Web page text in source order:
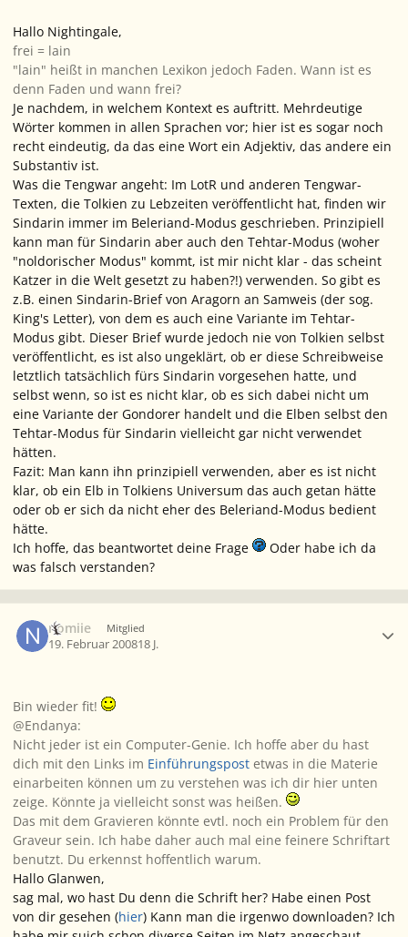
Hallo Nightingale,
frei = lain
"lain" heißt in manchen Lexikon jedoch Faden. Wann ist es
denn Faden und wann frei?
Je nachdem, in welchem Kontext es auftritt. Mehrdeutige
Wörter kommen in allen Sprachen vor; hier ist es sogar noch
recht eindeutig, da das eine Wort ein Adjektiv, das andere ein
Substantiv ist.
Was die Tengwar angeht: Im LotR und anderen Tengwar-
Texten, die Tolkien zu Lebzeiten veröffentlicht hat, finden wir
Sindarin immer im Beleriand-Modus geschrieben. Prinzipiell
kann man für Sindarin aber auch den Tehtar-Modus (woher
"noldorischer Modus" kommt, ist mir nicht klar - das scheint
Katzer in die Welt gesetzt zu haben?!) verwenden. So gibt es
z.B. einen Sindarin-Brief von Aragorn an Samweis (der sog.
King's Letter), von dem es auch eine Variante im Tehtar-
Modus gibt. Dieser Brief wurde jedoch nie von Tolkien selbst
veröffentlicht, es ist also ungeklärt, ob er diese Schreibweise
letztlich tatsächlich fürs Sindarin vorgesehen hatte, und
selbst wenn, so ist es nicht klar, ob es sich dabei nicht um
eine Variante der Gondorer handelt und die Elben selbst den
Tehtar-Modus für Sindarin vielleicht gar nicht verwendet
hätten.
Fazit: Man kann ihn prinzipiell verwenden, aber es ist nicht
klar, ob ein Elb in Tolkiens Universum das auch getan hätte
oder ob er sich da nicht eher des Beleriand-Modus bedient
hätte.
Ich hoffe, das beantwortet deine Frage
Oder habe ich da
was falsch verstanden?
nomiie Mitglied
19. Februar 200818 J.
Bin wieder fit!
@Endanya:
Nicht jeder ist ein Computer-Genie. Ich hoffe aber du hast
dich mit den Links im Einführungspost etwas in die Materie
einarbeiten können um zu verstehen was ich dir hier unten
zeige. Könnte ja vielleicht sonst was heißen.
Das mit dem Gravieren könnte evtl. noch ein Problem für den
Graveur sein. Ich habe daher auch mal eine feinere Schriftart
benutzt. Du erkennst hoffentlich warum.
Hallo Glanwen,
sag mal, wo hast Du denn die Schrift her? Habe einen Post
von dir gesehen (hier) Kann man die irgenwo downloaden? Ich